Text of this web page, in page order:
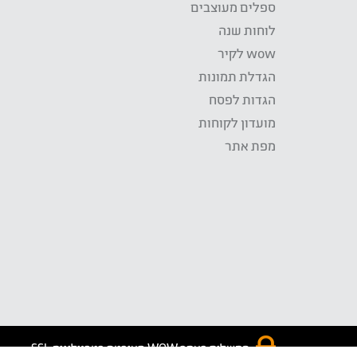
ספלים מעוצבים
לוחות שנה
wow לקיר
הגדלת תמונות
הגדות לפסח
מועדון לקוחות
מפת אתר
התשלום באתר WOW מאובטח בטכנולוגית SSL